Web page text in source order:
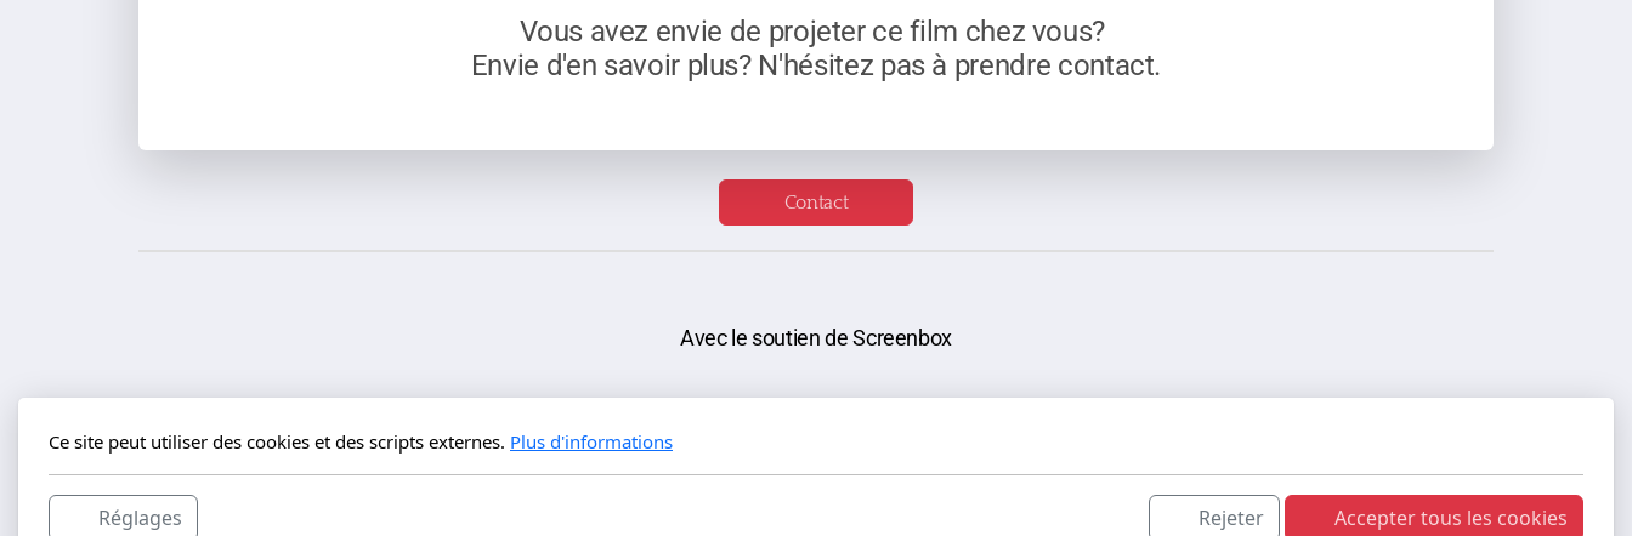
Vous avez envie de projeter ce film chez vous?
Envie d'en savoir plus? N'hésitez pas à prendre contact.
Contact
Avec le soutien de Screenbox
Ce site peut utiliser des cookies et des scripts externes. Plus d'informations
Réglages Rejeter Accepter tous les cookies